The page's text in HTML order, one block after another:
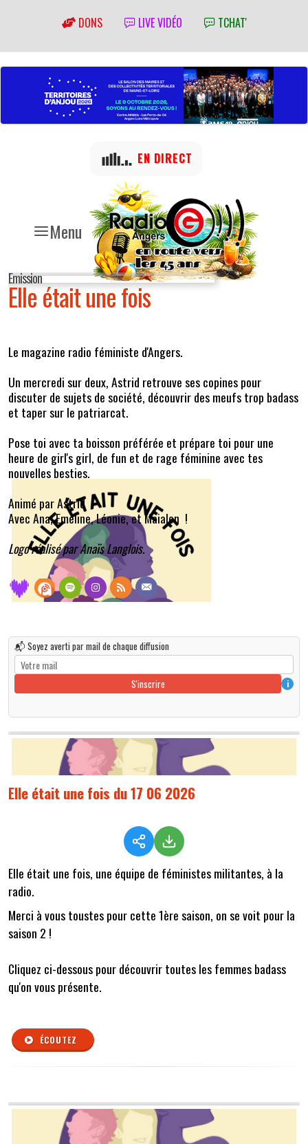
DONS LIVE VIDÉO TCHAT'
Menu
EN DIRECT
Emission
Elle était une fois
Le magazine radio féministe d'Angers.
Un mercredi sur deux, Astrid retrouve ses copines pour
discuter de sujets de société, découvrir des meufs trop badass
et taper sur le patriarcat.
Pose toi avec ta boisson préférée et prépare toi pour une
heure de girl's girl, de fun et de rage féminine avec tes
nouvelles besties.
Animé par Astrid
Avec Ana, Emeline, Léonie, et Maialen !
Logo réalisé par Anaïs Langlois.
📬 Soyez averti par mail de chaque diffusion
S'inscrire i
Elle était une fois du 17 06 2026
Elle était une fois, une équipe de féministes militantes, à la
radio.
Merci à vous toustes pour cette 1ère saison, on se voit pour la
saison 2 !
Cliquez ci-dessous pour découvrir toutes les femmes badass
qu'on vous présente.
ÉCOUTEZ